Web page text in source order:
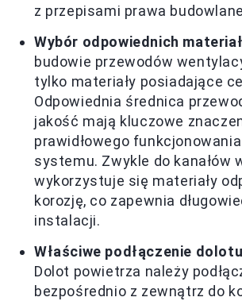
z przepisami prawa
Wybór odpowiednich
budowie przewodów
tylko materiały posiadające
Odpowiednia średnica
jakość mają kluczowe
prawidłowego funkcjonowania
systemu. Zwykle do kanałów
wykorzystuje się materiały
korozję, co zapewnia
instalacji.
Właściwe podłączenie
Dolot powietrza należy
bezpośrednio z zewnątrz do